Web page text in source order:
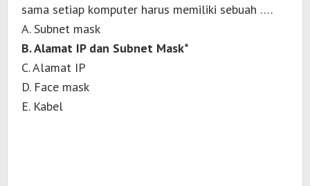
sama setiap komputer harus memiliki sebuah ….
A. Subnet mask
B. Alamat IP dan Subnet Mask*
C. Alamat IP
D. Face mask
E. Kabel